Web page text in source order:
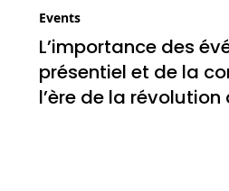
Events
L’importance des
présentiel et de la
l’ère de la révolution